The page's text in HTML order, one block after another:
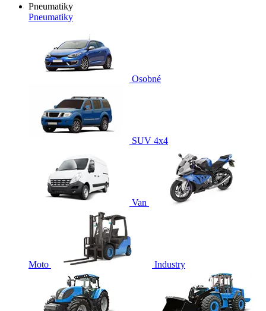
Pneumatiky
Pneumatiky
Osobné
SUV 4x4
Van
Moto Industry